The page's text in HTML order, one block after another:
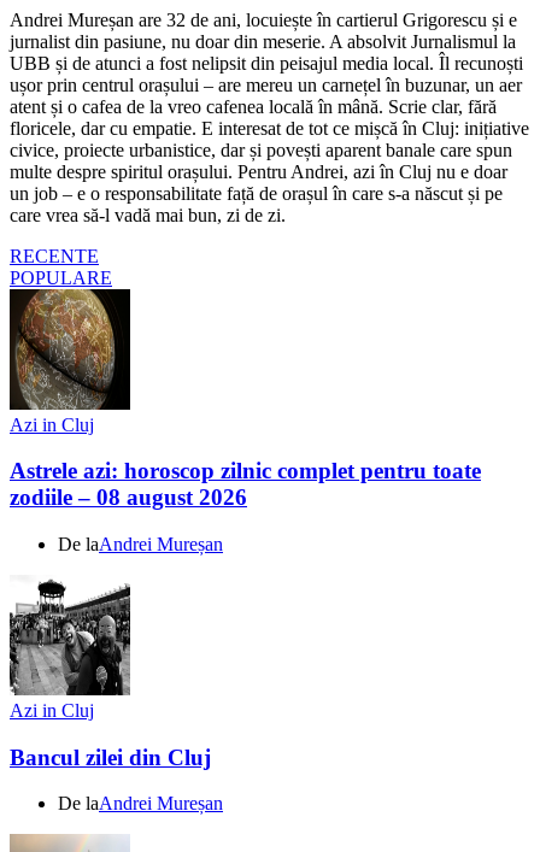
Andrei Mureșan are 32 de ani, locuiește în cartierul Grigorescu și e
jurnalist din pasiune, nu doar din meserie. A absolvit Jurnalismul la
UBB și de atunci a fost nelipsit din peisajul media local. Îl recunoști
ușor prin centrul orașului – are mereu un carnețel în buzunar, un aer
atent și o cafea de la vreo cafenea locală în mână. Scrie clar, fără
floricele, dar cu empatie. E interesat de tot ce mișcă în Cluj: inițiative
civice, proiecte urbanistice, dar și povești aparent banale care spun
multe despre spiritul orașului. Pentru Andrei, azi în Cluj nu e doar
un job – e o responsabilitate față de orașul în care s-a născut și pe
care vrea să-l vadă mai bun, zi de zi.
RECENTE
POPULARE
Azi in Cluj
Astrele azi: horoscop zilnic complet pentru toate
zodiile – 08 august 2026
De laAndrei Mureșan
Azi in Cluj
Bancul zilei din Cluj
De laAndrei Mureșan